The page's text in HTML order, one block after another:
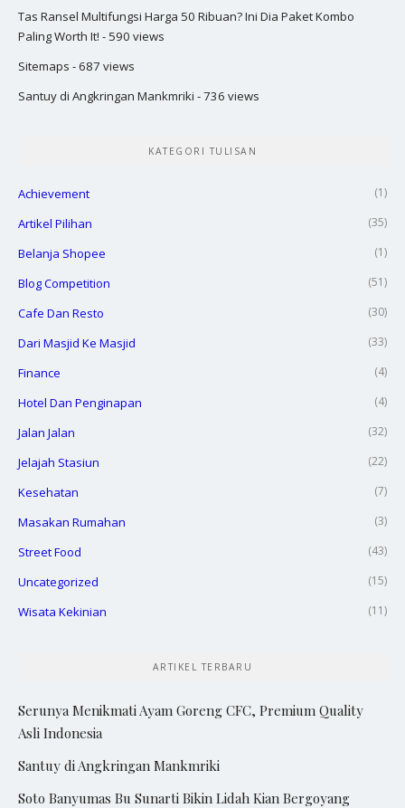
Tas Ransel Multifungsi Harga 50 Ribuan? Ini Dia Paket Kombo
Paling Worth It! - 590 views
Sitemaps - 687 views
Santuy di Angkringan Mankmriki - 736 views
KATEGORI TULISAN
Achievement (1)
Artikel Pilihan (35)
Belanja Shopee (1)
Blog Competition (51)
Cafe Dan Resto (30)
Dari Masjid Ke Masjid (33)
Finance (4)
Hotel Dan Penginapan (4)
Jalan Jalan (32)
Jelajah Stasiun (22)
Kesehatan (7)
Masakan Rumahan (3)
Street Food (43)
Uncategorized (15)
Wisata Kekinian (11)
ARTIKEL TERBARU
Serunya Menikmati Ayam Goreng CFC, Premium Quality
Asli Indonesia
Santuy di Angkringan Mankmriki
Soto Banyumas Bu Sunarti Bikin Lidah Kian Bergoyang